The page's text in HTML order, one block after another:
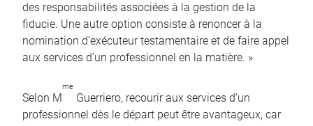
des responsabilités associées à la gestion de la
fiducie. Une autre option consiste à renoncer à la
nomination d’exécuteur testamentaire et de faire appel
aux services d’un professionnel en la matière. »
Selon M
me
Guerriero, recourir aux services d’un
professionnel dès le départ peut être avantageux, car